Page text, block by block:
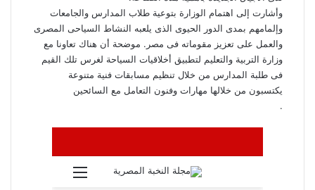
وأشارت إلى اهتمام الوزارة بتوعية طلاب المدارس والجامعات
وإلمامهم بمدى الدور الحيوى الذى يلعبه النشاط السياحى المصرى
والعمل على تعزيز مقوماته فى مصر. موضحة أن هناك تعاونا مع
وزارة التربية والتعليم لتطبيق أخلاقيات السياحة لغرس تلك القيم
فى طلبة المدارس من خلال تنظيم مسابقات فنية متنوعة
يكتسبون من خلالها مهارات وفنون التعامل مع السائحين
.